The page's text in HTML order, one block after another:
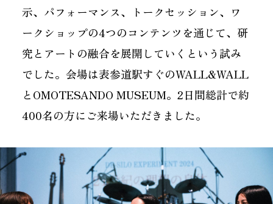
示、パフォーマンス、トークセッション、ワ
ークショップの4つのコンテンツを通じて、研
究とアートの融合を展開していくという試み
でした。会場は表参道駅すぐのWALL&WALL
とOMOTESANDO MUSEUM。2日間総計で約
400名の方にご来場いただきました。